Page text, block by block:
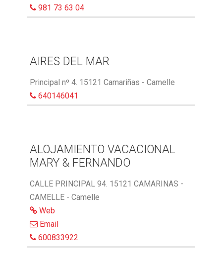
981 73 63 04
AIRES DEL MAR
Principal nº 4. 15121 Camariñas - Camelle
640146041
ALOJAMIENTO VACACIONAL
MARY & FERNANDO
CALLE PRINCIPAL 94. 15121 CAMARINAS -
CAMELLE - Camelle
Web
Email
600833922